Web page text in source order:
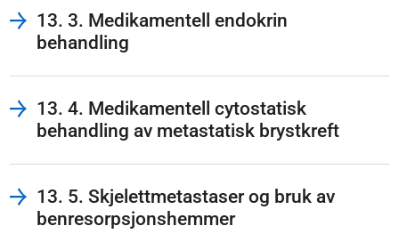
13. 3. Medikamentell endokrin
behandling
13. 4. Medikamentell cytostatisk
behandling av metastatisk brystkreft
13. 5. Skjelettmetastaser og bruk av
benresorpsjonshemmer